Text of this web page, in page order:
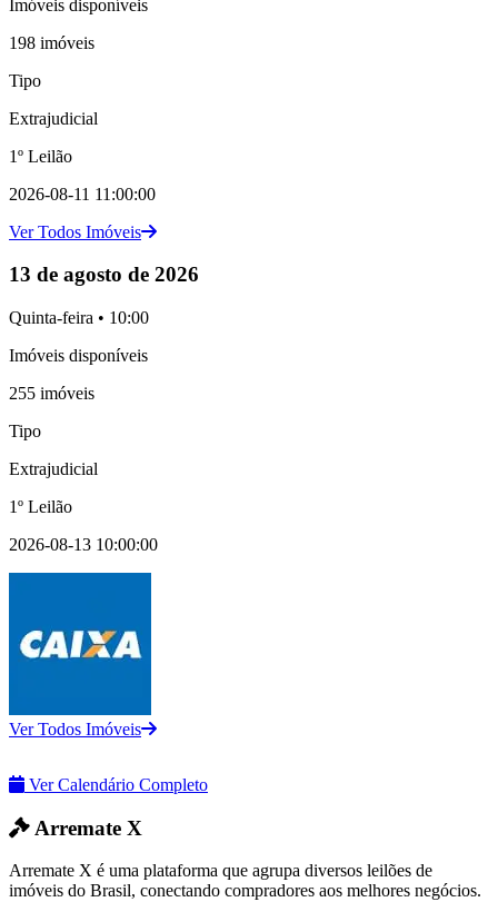
Imóveis disponíveis
198 imóveis
Tipo
Extrajudicial
1º Leilão
2026-08-11 11:00:00
Ver Todos Imóveis
13 de agosto de 2026
Quinta-feira • 10:00
Imóveis disponíveis
255 imóveis
Tipo
Extrajudicial
1º Leilão
2026-08-13 10:00:00
Ver Todos Imóveis
Ver Calendário Completo
Arremate X
Arremate X é uma plataforma que agrupa diversos leilões de
imóveis do Brasil, conectando compradores aos melhores negócios.